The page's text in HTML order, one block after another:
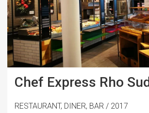
Chef Express Rho Sud
RESTAURANT, DINER, BAR / 2017